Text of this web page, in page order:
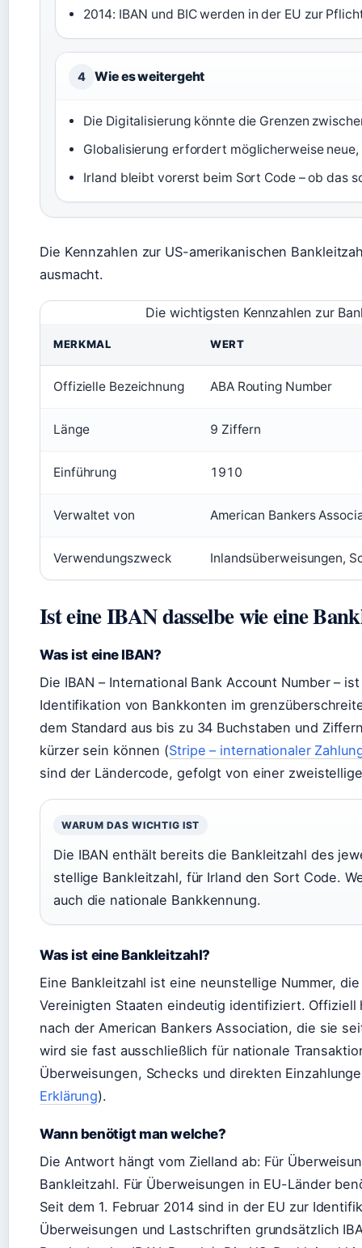
2014: IBAN und BIC werden in der EU zur
4 Wie es weitergeht
Die Digitalisierung könnte die Grenzen
Globalisierung erfordert möglicherweise
Irland bleibt vorerst beim Sort Code – ob das
Die Kennzahlen zur US-amerikanischen
ausmacht.
Die wichtigsten Kennzahlen zur
MERKMAL WERT
Offizielle Bezeichnung ABA Routing Number
Länge 9 Ziffern
Einführung 1910
Verwaltet von American Bankers
Verwendungszweck Inlandsüberweisungen,
Ist eine IBAN dasselbe wie eine
Was ist eine IBAN?
Die IBAN – International Bank Account Number –
Identifikation von Bankkonten im
dem Standard aus bis zu 34 Buchstaben und
kürzer sein können (Stripe – internationaler
sind der Ländercode, gefolgt von einer
WARUM DAS WICHTIG IST
Die IBAN enthält bereits die Bankleitzahl des
stellige Bankleitzahl, für Irland den Sort Code.
auch die nationale Bankkennung.
Was ist eine Bankleitzahl?
Eine Bankleitzahl ist eine neunstellige Nummer,
Vereinigten Staaten eindeutig identifiziert. Offiziell
nach der American Bankers Association, die sie
wird sie fast ausschließlich für nationale
Überweisungen, Schecks und direkten
Erklärung).
Wann benötigt man welche?
Die Antwort hängt vom Zielland ab: Für
Bankleitzahl. Für Überweisungen in EU-Länder
Seit dem 1. Februar 2014sind in der EU zur
Überweisungen und Lastschriften grundsätzlich